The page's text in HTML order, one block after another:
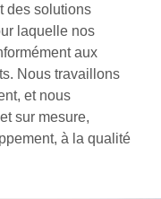
des solutions
laquelle nos
aux
Nous travaillons
et nous
sur mesure,
à la qualité